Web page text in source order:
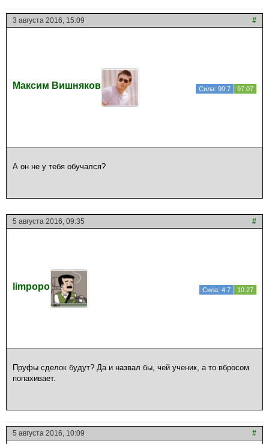
3 августа 2016, 15:09 #
Максим Вишняков Сила: 99.7 97.07
А он не у тебя обучался?
5 августа 2016, 09:35 #
limpopo Сила: 4.7 10.27
Пруфы сделок будут? Да и назвал бы, чей ученик, а то вбросом
попахивает.
5 августа 2016, 10:09 #